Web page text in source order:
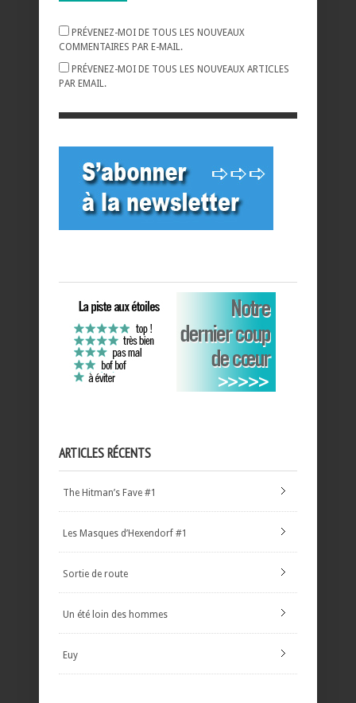
PRÉVENEZ-MOI DE TOUS LES NOUVEAUX
COMMENTAIRES PAR E-MAIL.
PRÉVENEZ-MOI DE TOUS LES NOUVEAUX ARTICLES
PAR EMAIL.
ARTICLES RÉCENTS
The Hitman’s Fave #1
Les Masques d’Hexendorf #1
Sortie de route
Un été loin des hommes
Euy